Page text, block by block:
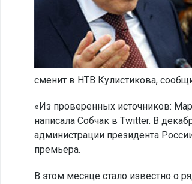
сменит в НТВ Кулистикова,
«Из проверенных источников:
написала Собчак в Twitter. В
администрации президента
премьера.
В этом месяце стало известно о